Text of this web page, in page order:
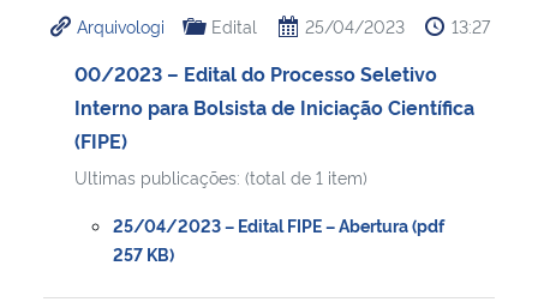
Arquivologi Edital 25/04/2023 13:27
00/2023 – Edital do Processo Seletivo
Interno para Bolsista de Iniciação Científica
(FIPE)
Ultimas publicações: (total de 1 item)
25/04/2023 – Edital FIPE – Abertura (pdf
257 KB)